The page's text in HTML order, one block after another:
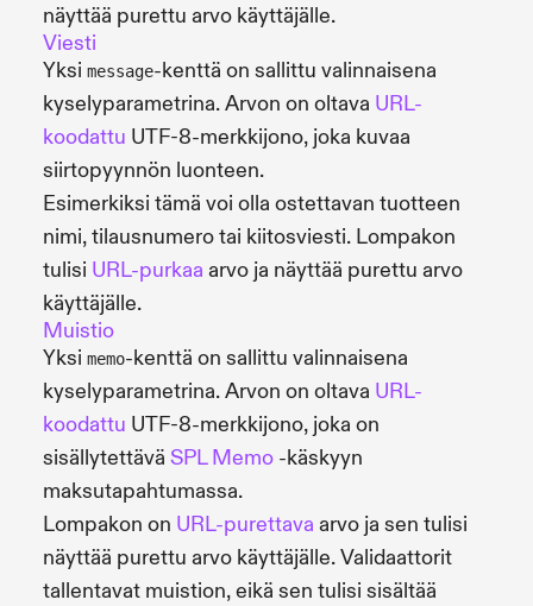
näyttää purettu arvo käyttäjälle.
Viesti
Yksi message-kenttä on sallittu valinnaisena
kyselyparametrina. Arvon on oltava URL-
koodattu UTF-8-merkkijono, joka kuvaa
siirtopyynnön luonteen.
Esimerkiksi tämä voi olla ostettavan tuotteen
nimi, tilausnumero tai kiitosviesti. Lompakon
tulisi URL-purkaa arvo ja näyttää purettu arvo
käyttäjälle.
Muistio
Yksi memo-kenttä on sallittu valinnaisena
kyselyparametrina. Arvon on oltava URL-
koodattu UTF-8-merkkijono, joka on
sisällytettävä SPL Memo -käskyyn
maksutapahtumassa.
Lompakon on URL-purettava arvo ja sen tulisi
näyttää purettu arvo käyttäjälle. Validaattorit
tallentavat muistion, eikä sen tulisi sisältää